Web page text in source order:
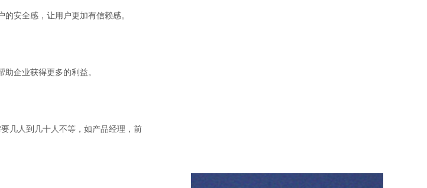
安全感，让用户更加有信赖感。
企业获得更多的利益。
几人到几十人不等，如产品经理，前